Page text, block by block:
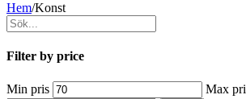
Hem/Konst
Filter by price
Min pris Max